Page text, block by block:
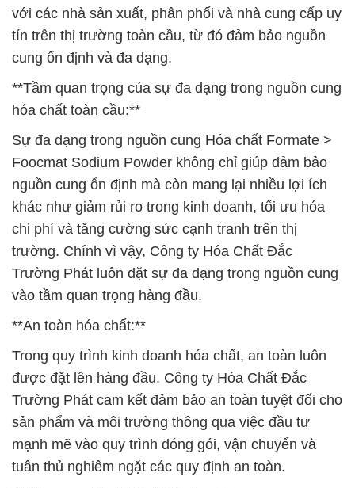
với các nhà sản xuất, phân phối và nhà cung cấp uy
tín trên thị trường toàn cầu, từ đó đảm bảo nguồn
cung ổn định và đa dạng.
**Tầm quan trọng của sự đa dạng trong nguồn cung
hóa chất toàn cầu:**
Sự đa dạng trong nguồn cung Hóa chất Formate >
Foocmat Sodium Powder không chỉ giúp đảm bảo
nguồn cung ổn định mà còn mang lại nhiều lợi ích
khác như giảm rủi ro trong kinh doanh, tối ưu hóa
chi phí và tăng cường sức cạnh tranh trên thị
trường. Chính vì vậy, Công ty Hóa Chất Đắc
Trường Phát luôn đặt sự đa dạng trong nguồn cung
vào tầm quan trọng hàng đầu.
**An toàn hóa chất:**
Trong quy trình kinh doanh hóa chất, an toàn luôn
được đặt lên hàng đầu. Công ty Hóa Chất Đắc
Trường Phát cam kết đảm bảo an toàn tuyệt đối cho
sản phẩm và môi trường thông qua việc đầu tư
mạnh mẽ vào quy trình đóng gói, vận chuyển và
tuân thủ nghiêm ngặt các quy định an toàn.